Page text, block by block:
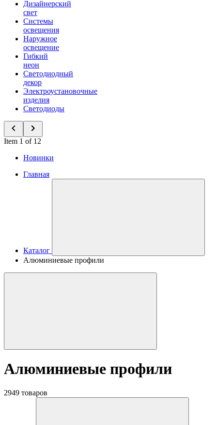
Дизайнерский
свет
Системы
освещения
Наружное
освещение
Гибкий
неон
Светодиодный
декор
Электроустановочные
изделия
Светодиоды
Item 1 of 12
Новинки
Главная
Каталог
Алюминиевые профили
Алюминиевые профили
2949 товаров